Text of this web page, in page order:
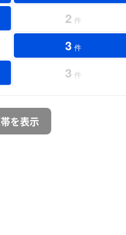
2 件
3 件
3 件
を表示